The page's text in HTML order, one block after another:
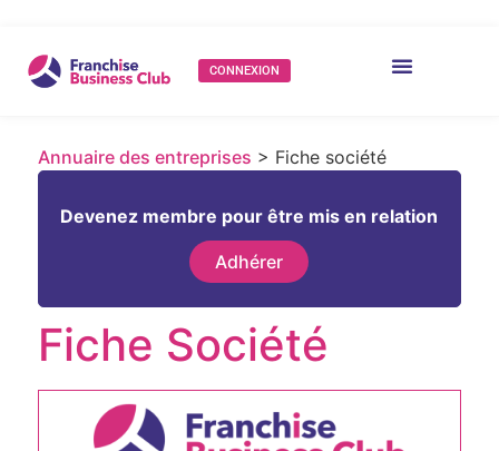
CONNEXION
Annuaire des entreprises > Fiche société
Devenez membre pour être mis en relation
Adhérer
Fiche Société